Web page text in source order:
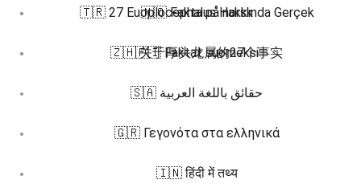
🇹🇷 27 Euoplocephalus Hakkında Gerçek
🇿🇭 关于厚头龙属的27个事实
🇳🇴 Fakta på norsk
🇫🇮 Faktat suomeksi
🇸🇦 حقائق باللغة العربية
🇬🇷 Γεγονότα στα ελληνικά
🇮🇳 हिंदी में तथ्य